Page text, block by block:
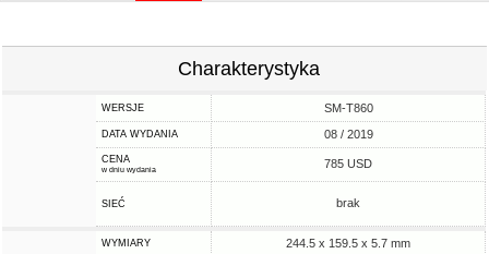
Charakterystyka
WERSJE SM-T860
DATA WYDANIA 08 / 2019
CENA
w dniu wydania 785 USD
SIEĆ brak
WYMIARY 244.5 x 159.5 x 5.7 mm